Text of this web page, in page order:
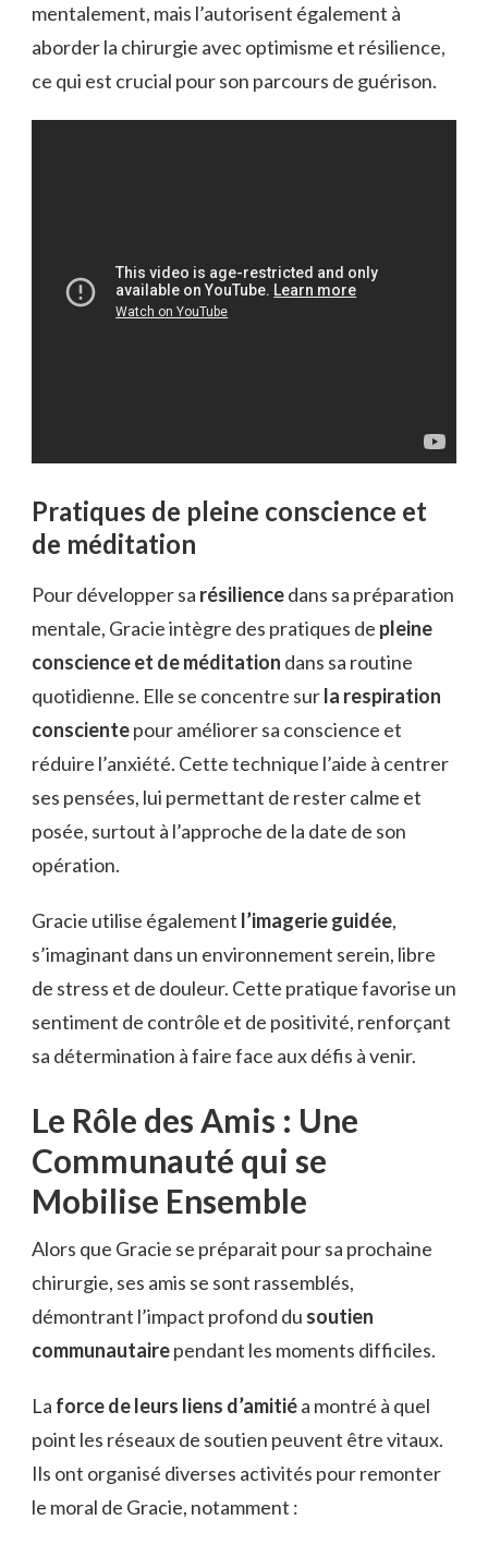
mentalement, mais l’autorisent également à
aborder la chirurgie avec optimisme et résilience,
ce qui est crucial pour son parcours de guérison.
Pratiques de pleine conscience et
de méditation
Pour développer sa résiliencedans sa préparation
mentale, Gracie intègre des pratiques de pleine
conscience et de méditation dans sa routine
quotidienne. Elle se concentre surla respiration
conscientepour améliorer sa conscience et
réduire l’anxiété. Cette technique l’aide à centrer
ses pensées, lui permettant de rester calme et
posée, surtout à l’approche de la date de son
opération.
Gracie utilise également l’imagerie guidée,
s’imaginant dans un environnement serein, libre
de stress et de douleur. Cette pratique favorise un
sentiment de contrôle et de positivité, renforçant
sa détermination à faire face aux défis à venir.
Le Rôle des Amis : Une
Communauté qui se
Mobilise Ensemble
Alors que Gracie se préparait pour sa prochaine
chirurgie, ses amis se sont rassemblés,
démontrant l’impact profond du soutien
communautairependant les moments difficiles.
La force de leurs liens d’amitiéa montré à quel
point les réseaux de soutien peuvent être vitaux.
Ils ont organisé diverses activités pour remonter
le moral de Gracie, notamment :